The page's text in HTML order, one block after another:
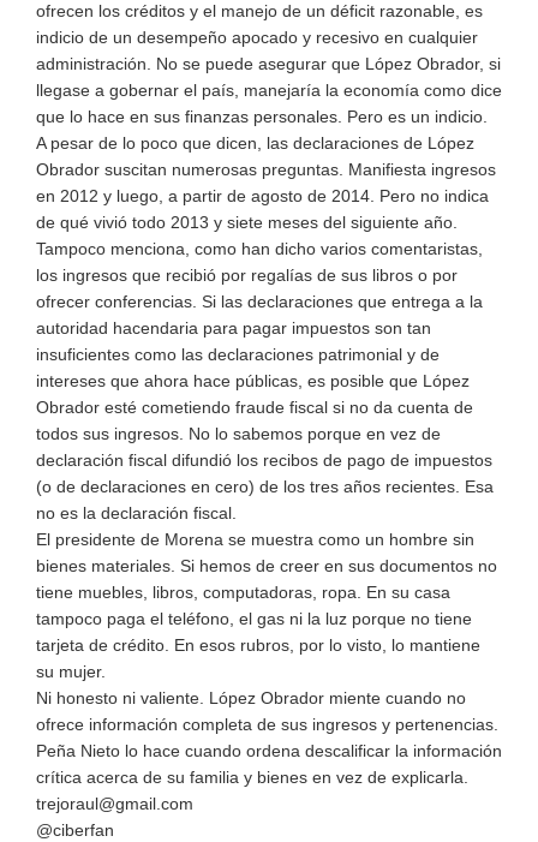
ofrecen los créditos y el manejo de un déficit razonable, es
indicio de un desempeño apocado y recesivo en cualquier
administración. No se puede asegurar que López Obrador, si
llegase a gobernar el país, manejaría la economía como dice
que lo hace en sus finanzas personales. Pero es un indicio.
A pesar de lo poco que dicen, las declaraciones de López
Obrador suscitan numerosas preguntas. Manifiesta ingresos
en 2012 y luego, a partir de agosto de 2014. Pero no indica
de qué vivió todo 2013 y siete meses del siguiente año.
Tampoco menciona, como han dicho varios comentaristas,
los ingresos que recibió por regalías de sus libros o por
ofrecer conferencias. Si las declaraciones que entrega a la
autoridad hacendaria para pagar impuestos son tan
insuficientes como las declaraciones patrimonial y de
intereses que ahora hace públicas, es posible que López
Obrador esté cometiendo fraude fiscal si no da cuenta de
todos sus ingresos. No lo sabemos porque en vez de
declaración fiscal difundió los recibos de pago de impuestos
(o de declaraciones en cero) de los tres años recientes. Esa
no es la declaración fiscal.
El presidente de Morena se muestra como un hombre sin
bienes materiales. Si hemos de creer en sus documentos no
tiene muebles, libros, computadoras, ropa. En su casa
tampoco paga el teléfono, el gas ni la luz porque no tiene
tarjeta de crédito. En esos rubros, por lo visto, lo mantiene
su mujer.
Ni honesto ni valiente. López Obrador miente cuando no
ofrece información completa de sus ingresos y pertenencias.
Peña Nieto lo hace cuando ordena descalificar la información
crítica acerca de su familia y bienes en vez de explicarla.
trejoraul@gmail.com
@ciberfan